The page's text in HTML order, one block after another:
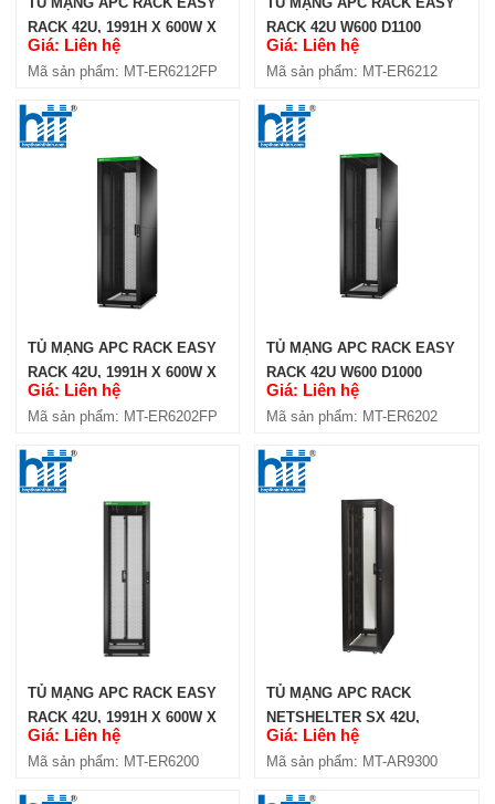
RACK 42U, 1991H X 600W X
1100D MM (ER6212FP)
Giá: Liên hệ
Mã sản phẩm: MT-ER6212FP
RACK 42U W600 D1100
(ER6212)
Giá: Liên hệ
Mã sản phẩm: MT-ER6212
TỦ MẠNG APC RACK EASY
RACK 42U, 1991H X 600W X
1000D MM (ER6202FP)
Giá: Liên hệ
Mã sản phẩm: MT-ER6202FP
TỦ MẠNG APC RACK EASY
RACK 42U W600 D1000
(ER6202)
Giá: Liên hệ
Mã sản phẩm: MT-ER6202
TỦ MẠNG APC RACK EASY
RACK 42U, 1991H X 600W X
1000D MM (ER6200)
Giá: Liên hệ
Mã sản phẩm: MT-ER6200
TỦ MẠNG APC RACK
NETSHELTER SX 42U,
D1200, CỬA LƯỚI, MÀU
ĐEN, ĐỘ BỀN CAO (AR9300)
Giá: Liên hệ
Mã sản phẩm: MT-AR9300